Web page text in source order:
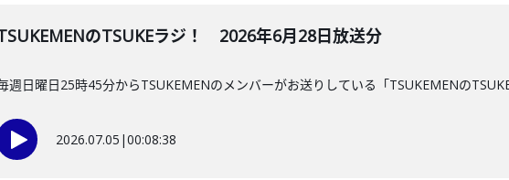
のTSUKEラジ！ 2026年6月28日放送分
週日曜日25時45分からTSUKEMENのメンバーがお送りしている「TSUKEMENの
2026.07.05 |00:08:38